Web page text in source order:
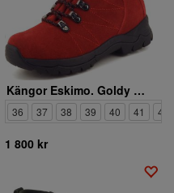
Kängor Eskimo. Goldy dubbar 3220901 5
36 37 38 39 40 41 42
1 800 kr